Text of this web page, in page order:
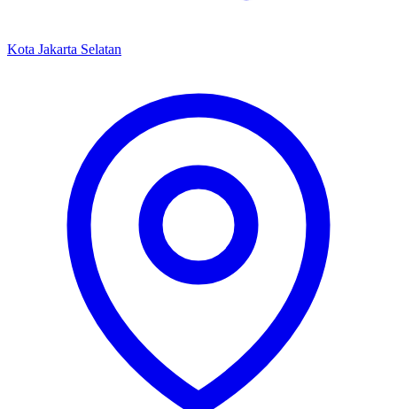
Kota Jakarta Selatan